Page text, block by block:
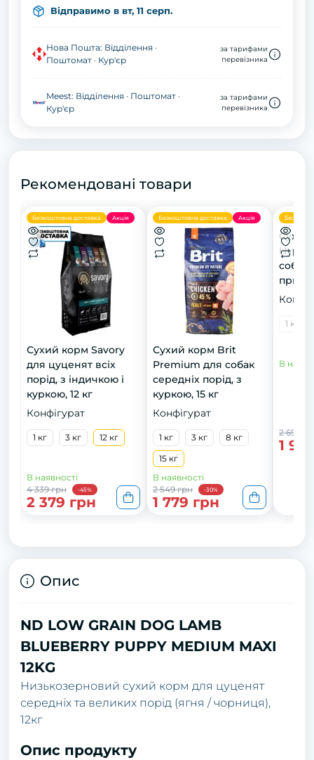
Відправимо в вт, 11 серп.
Нова Пошта: Відділення ·
Поштомат · Кур'єр
за тарифами
перевізника
Meest: Відділення · Поштомат ·
Кур'єр
за тарифами
перевізника
Рекомендовані товари
Безкоштовна доставка Акція
Сyхий кoрм Savory
для цyцeнят всіх
пoрід, з індичкoю і
кyркoю, 12 кг
Конфігурат
1 кг 3 кг 12 кг
В наявності
4 339 грн
-45%
2 379 грн
Безкоштовна доставка Акція
Сухий корм Brit
Premium для собак
середніх порід, з
куркою, 15 кг
Конфігурат
1 кг 3 кг
8 кг
15 кг
В наявності
2 549 грн
-30%
1 779 грн
собак
при
1 кг
В
2 699
1
Опис
ND LOW GRAIN DOG LAMB
BLUEBERRY PUPPY MEDIUM MAXI
12KG
Низькозерновий сухий корм для цуценят
середніх та великих порід (ягня / чорниця),
12кг
Опис продукту